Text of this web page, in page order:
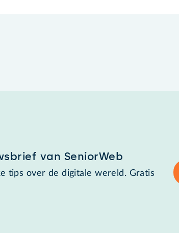
van SeniorWeb
tips over de digitale wereld. Gratis